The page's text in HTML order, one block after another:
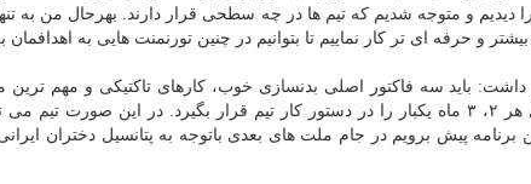
دیدیم و متوجه شدیم که تیم ها در چه سطحی قرار دارند. بهرحال من به
بیشتر و حرفه ای تر کار نماییم تا بتوانیم در چنین تورنمنت هایی به اهدافمان
داشت: باید سه فاکتور اصلی بدنسازی خوب، کارهای تاکتیکی و مهم
مسابقات تدارکاتی حداقل هر ۲، ۳ ماه یکبار را در دستور کار تیم قرار بگیرد. در این
پیش برویم در جام ملت های بعدی باتوجه به پتانسیل دختران